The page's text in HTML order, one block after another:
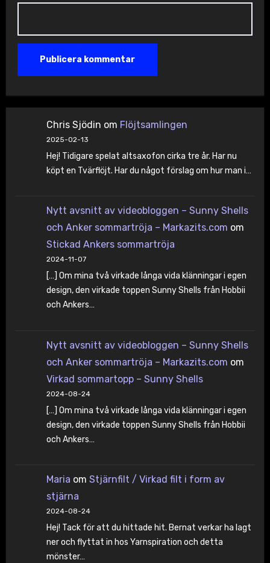
Chris Sjödin om Flöjtsamlingen
2025-02-13
Hej! Tidigare spelat altsaxofon cirka tre år. Har nu
köpt en Tvärflöjt. Har du något förslag om hur man i…
Nytt avsnitt av videobloggen – Sunny Shells
och Anker sommartröja – Markazits.com om
Stickad Ankers sommartröja
2024-11-07
[…] Om mina två virkade långa vida klänningar i egen
design, den virkade toppen Sunny Shells från Hobbii
och Ankers…
Nytt avsnitt av videobloggen – Sunny Shells
och Anker sommartröja – Markazits.com om
Virkad sommartopp – Sunny Shells
2024-08-24
[…] Om mina två virkade långa vida klänningar i egen
design, den virkade toppen Sunny Shells från Hobbii
och Ankers…
Maria om Stjärnfilt / Virkad filt i form av
stjärna
2024-08-24
Hej! Tack för att du hittade hit. Bernat verkar ha lagt
ner och flyttat in hos Yarnspiration och detta
mönster…